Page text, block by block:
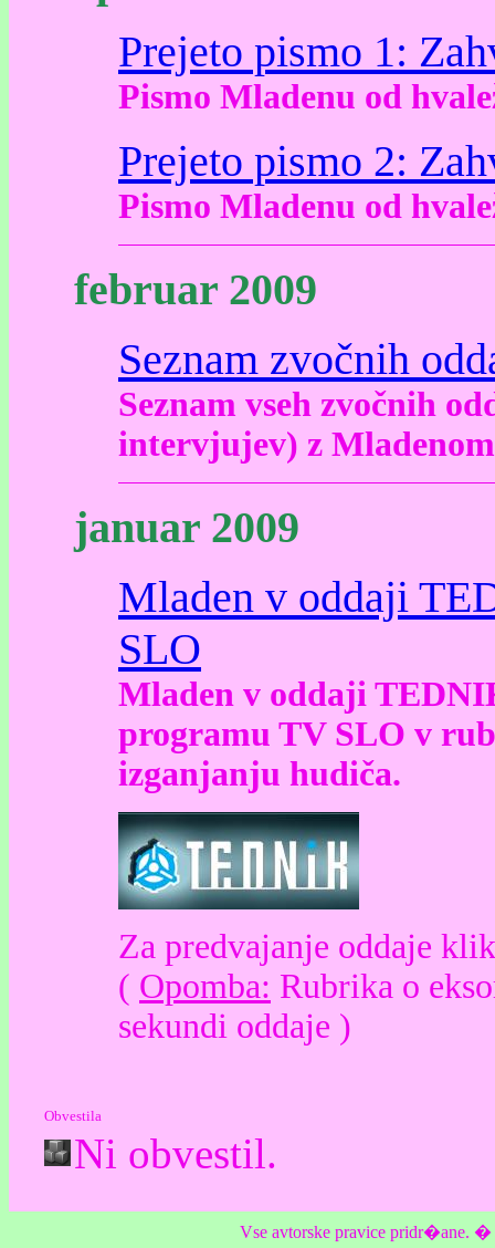
Prejeto pismo 1:
Pismo Mladenu od
Prejeto pismo 2:
Pismo Mladenu od
februar 2009
Seznam zvočnih
Seznam vseh zvočnih
intervjujev) z
januar 2009
Mladen v oddaji
SLO
Mladen v oddaji
programu TV SLO v
izganjanju hudiča.
Za predvajanje oddaje
( Opomba: Rubrika o
sekundi oddaje )
Obvestila
Ni obvestil.
Vse avtorske pravice pridr�ane. �